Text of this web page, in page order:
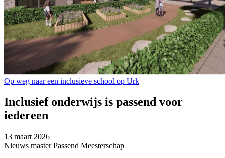
Op weg naar een inclusieve school op Urk
Inclusief onderwijs is passend voor
iedereen
13 maart 2026
Nieuws master Passend Meesterschap